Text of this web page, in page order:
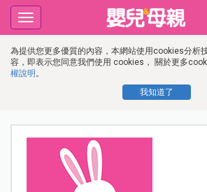
為提供您更多優質的內容，本網站使用cookies分析
容，即表示您同意我們使用 cookies， 關於更多
權說明 。
我知道了
Toggle
navigation